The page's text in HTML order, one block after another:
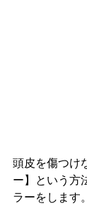
頭皮を傷つけ
ー】という方
ラーをします。